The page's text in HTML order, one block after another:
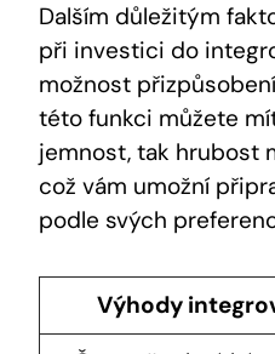
Dalším důležitým
při investici do
možnost
této funkci můžete
jemnost, tak hrubost
což vám umožní
podle svých
Výhody